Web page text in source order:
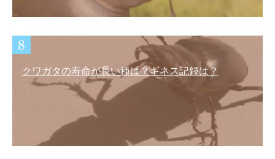
クワガタの寿命が長い種は？ギネス記録は？